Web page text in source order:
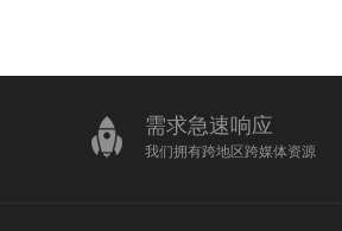
需求急速响应
我们拥有跨地区跨媒体资源